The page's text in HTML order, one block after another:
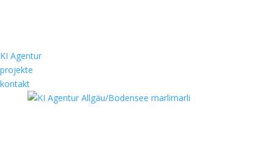
KI Agentur
projekte
kontakt